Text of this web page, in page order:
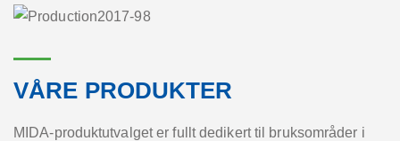
VÅRE PRODUKTER
MIDA-produktutvalget er fullt dedikert til bruksområder i